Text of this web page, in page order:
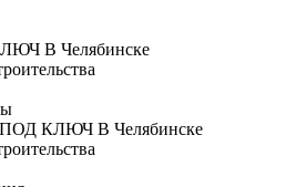
В Челябинске
ПОД КЛЮЧ В Челябинске